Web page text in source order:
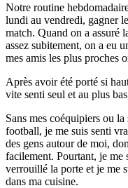
Notre routine
lundi au vendredi, gagner
match. Quand on a assuré
assez subitement, on a eu
mes amis les plus proches
Après avoir été porté si
vite senti seul et au plus
Sans mes coéquipiers ou
football, je me suis senti
des gens autour de moi,
facilement. Pourtant, je me
verrouillé la porte et je me
dans ma cuisine.